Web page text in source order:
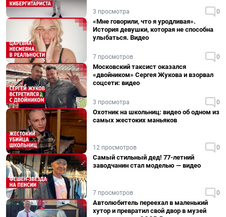
3 просмотра 0
«Мне говорили, что я уродливая».
История девушки, которая не способна
улыбаться. Видео
7 просмотров 0
Московский таксист оказался
«двойником» Сергея Жукова и взорвал
соцсети: видео
3 просмотра 0
Охотник на школьниц: видео об одном из
самых жестоких маньяков
12 просмотров 0
Самый стильный дед! 77-летний
заводчанин стал моделью — видео
7 просмотров 0
Автолюбитель переехал в маленький
хутор и превратил свой двор в музей